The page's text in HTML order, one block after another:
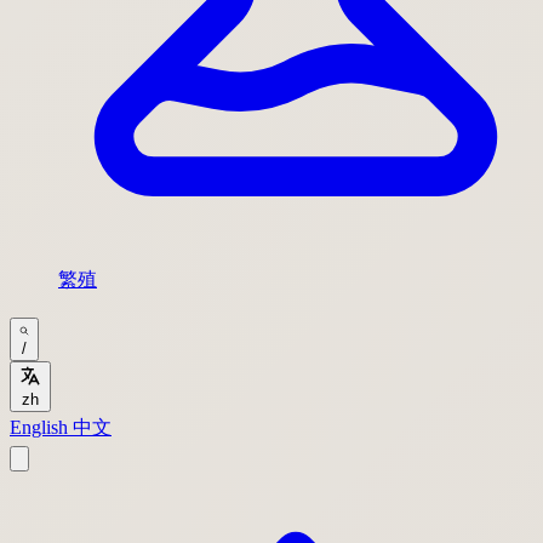
繁殖
/
zh
English 中文